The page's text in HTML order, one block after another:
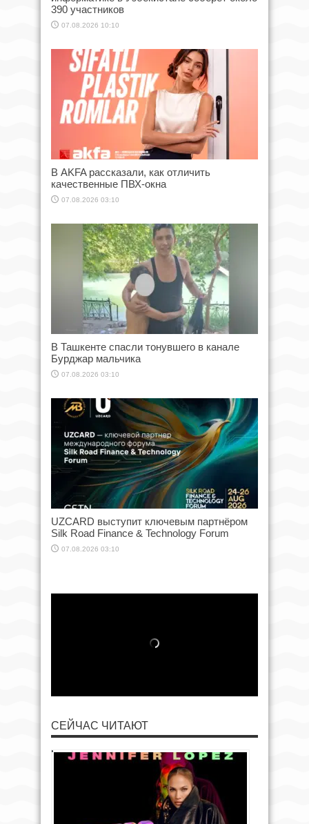
390 участников
07.08.2026 10:10
В AKFA рассказали, как отличить
качественные ПВХ-окна
07.08.2026 03:10
В Ташкенте спасли тонувшего в канале
Бурджар мальчика
07.08.2026 03:10
UZCARD выступит ключевым партнёром
Silk Road Finance & Technology Forum
07.08.2026 03:10
СЕЙЧАС ЧИТАЮТ